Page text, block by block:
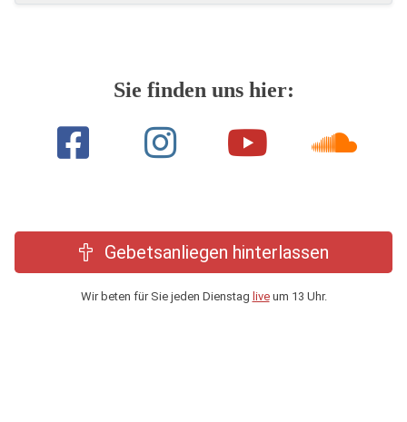
Sie finden uns hier:
Gebetsanliegen hinterlassen
Wir beten für Sie jeden Dienstag liveum 13 Uhr.